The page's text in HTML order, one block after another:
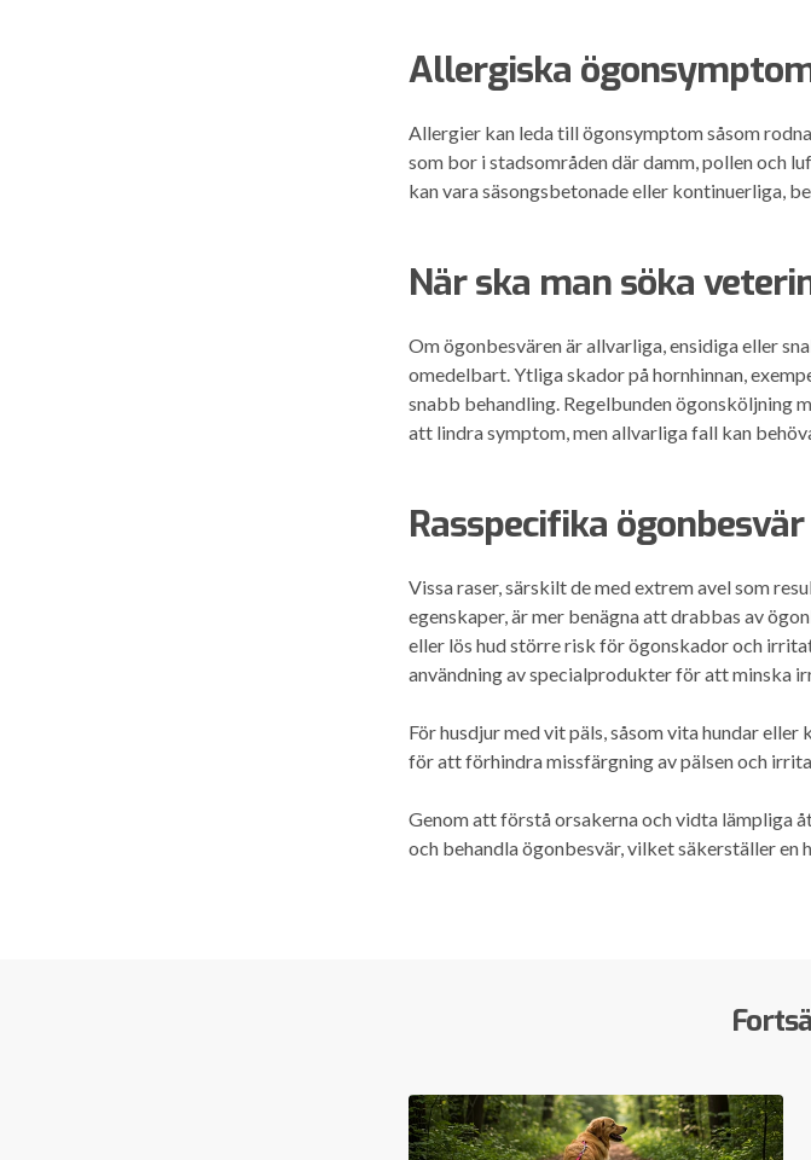
Allergiska
Allergier kan leda till ögonsymptom såsom
som bor i stadsområden där damm, pollen och
kan vara säsongsbetonade eller kontinuerliga,
När ska man söka
Om ögonbesvären är allvarliga, ensidiga eller
omedelbart. Ytliga skador på hornhinnan,
snabb behandling. Regelbunden ögonsköljning
att lindra symptom, men allvarliga fall kan
Rasspecifika ögonbesvär
Vissa raser, särskilt de med extrem avel som
egenskaper, är mer benägna att drabbas av
eller lös hud större risk för ögonskador och
användning av specialprodukter för att minska
För husdjur med vit päls, såsom vita hundar
för att förhindra missfärgning av pälsen och
Genom att förstå orsakerna och vidta lämpliga
och behandla ögonbesvär, vilket säkerställer en